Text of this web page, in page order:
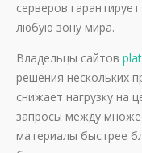
серверов
любую зону мира.
Владельцы сайтов
решения нескольких
снижает нагрузку на
запросы между
материалы быстрее